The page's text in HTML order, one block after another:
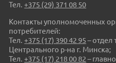
Тел.+375 (29) 371 08 50
Контакты уполномоченных
потребителей:
Тел.+375 (17) 390 42 95– отдел
Центрального р-на г. Минска;
Тел.+375 (17) 218 00 82 –